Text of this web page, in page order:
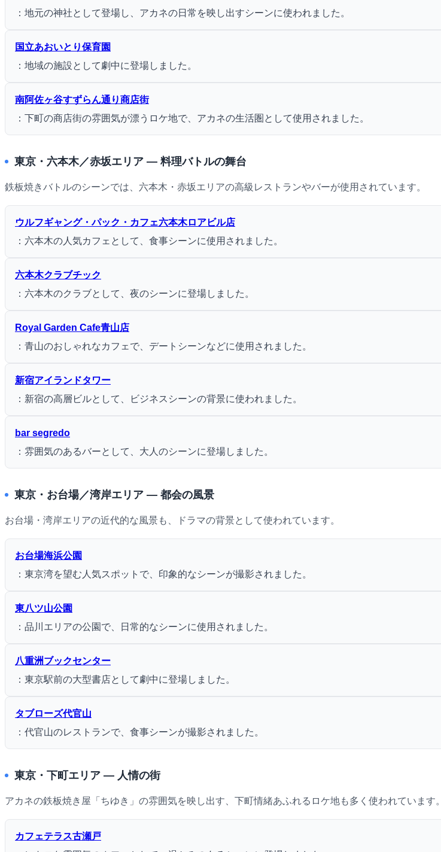
：地元の神社として登場し、アカネの日常を映し出すシーンに使われました。
国立あおいとり保育園
：地域の施設として劇中に登場しました。
南阿佐ヶ谷すずらん通り商店街
：下町の商店街の雰囲気が漂うロケ地で、アカネの生活圏として使用されました。
東京・六本木／赤坂エリア ― 料理バトルの舞台
鉄板焼きバトルのシーンでは、六本木・赤坂エリアの高級レストランやバーが使用されています。
ウルフギャング・パック・カフェ六本木ロアビル店
：六本木の人気カフェとして、食事シーンに使用されました。
六本木クラブチック
：六本木のクラブとして、夜のシーンに登場しました。
Royal Garden Cafe青山店
：青山のおしゃれなカフェで、デートシーンなどに使用されました。
新宿アイランドタワー
：新宿の高層ビルとして、ビジネスシーンの背景に使われました。
bar segredo
：雰囲気のあるバーとして、大人のシーンに登場しました。
東京・お台場／湾岸エリア ― 都会の風景
お台場・湾岸エリアの近代的な風景も、ドラマの背景として使われています。
お台場海浜公園
：東京湾を望む人気スポットで、印象的なシーンが撮影されました。
東八ツ山公園
：品川エリアの公園で、日常的なシーンに使用されました。
八重洲ブックセンター
：東京駅前の大型書店として劇中に登場しました。
タブローズ代官山
：代官山のレストランで、食事シーンが撮影されました。
東京・下町エリア ― 人情の街
アカネの鉄板焼き屋「ちゆき」の雰囲気を映し出す、下町情緒あふれるロケ地も多く使われています。
カフェテラス古瀬戸